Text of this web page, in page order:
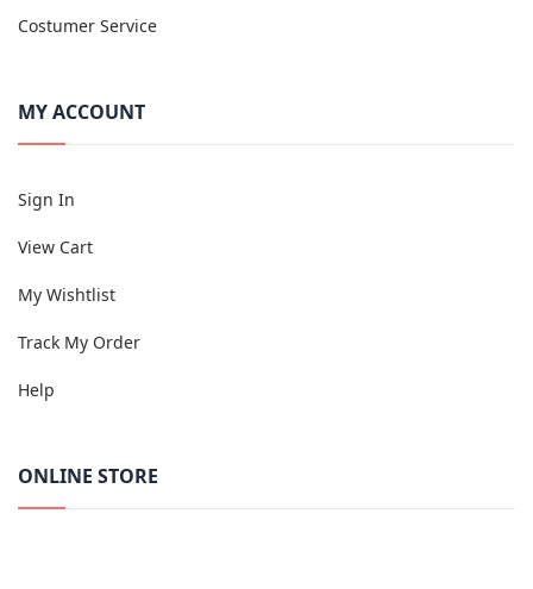
Costumer Service
MY ACCOUNT
Sign In
View Cart
My Wishtlist
Track My Order
Help
ONLINE STORE